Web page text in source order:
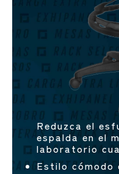
Reduzca el
espalda en el
laboratorio
Estilo cómodo